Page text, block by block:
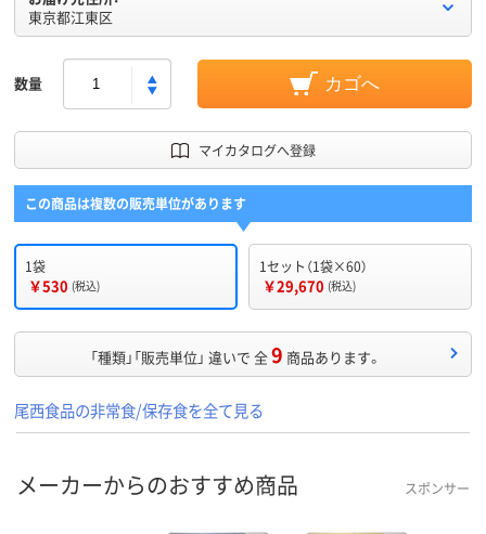
東京都江東区
数量 カゴへ
マイカタログへ登録
この商品は複数の販売単位があります
1袋
￥530 (税込)
1セット（1袋×60）
￥29,670 (税込)
「種類」「販売単位」 違いで 全9 商品あります。
尾西食品の非常食/保存食を全て見る
メーカーからのおすすめ商品 スポンサー